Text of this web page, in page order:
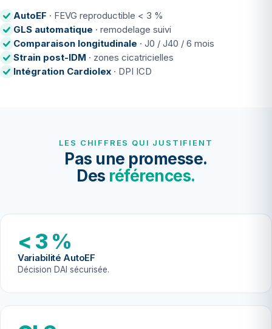
AutoEF · FEVG reproductible < 3 %
GLS automatique · remodelage suivi
Comparaison longitudinale · J0 / J40 / 6 mois
Strain post-IDM · zones cicatricielles
Intégration Cardiolex · DPI ICD
LES CHIFFRES QUI JUSTIFIENT
Pas une promesse.
Des références.
< 3 %
Variabilité AutoEF
Décision DAI sécurisée.